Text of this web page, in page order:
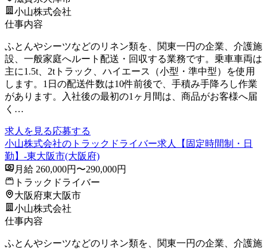
小山株式会社
仕事内容
ふとんやシーツなどのリネン類を、関東一円の企業、介護施
設、一般家庭へルート配送・回収する業務です。乗車車両は
主に1.5t、2tトラック、ハイエース（小型・準中型）を使用
します。1日の配送件数は10件前後で、手積み手降ろし作業
があります。入社後の最初の1ヶ月間は、商品がお客様へ届
く…
求人を見る応募する
小山株式会社のトラックドライバー求人【固定時間制・日
勤】-東大阪市(大阪府)
月給 260,000円〜290,000円
トラックドライバー
大阪府東大阪市
小山株式会社
仕事内容
ふとんやシーツなどのリネン類を、関東一円の企業、介護施